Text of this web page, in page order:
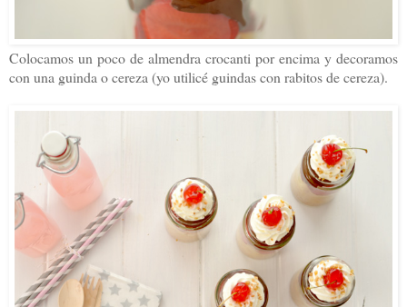
Colocamos un poco de almendra crocanti por encima y decoramos
con una guinda o cereza (yo utilicé guindas con rabitos de cereza).